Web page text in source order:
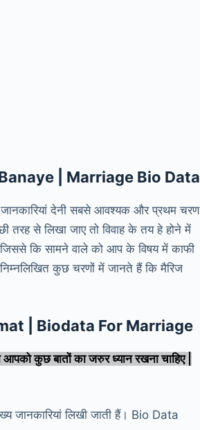
| Marriage Bio Data
जानकारियां देनी सबसे आवश्यक और प्रथम चरण
तरह से लिखा जाए तो विवाह के तय हे होने में
जिससे कि सामने वाले को आप के विषय में काफी
कुछ चरणों में जानते हैं कि मैरिज
| Biodata For Marriage
कुछ बातों का जरुर ध्यान रखना चाहिए |
जानकारियां लिखी जाती हैं। Bio Data